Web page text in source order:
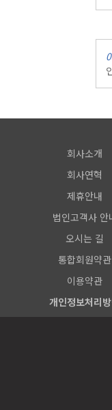
회사소개
회사연혁
제휴안내
법인고객사 안
오시는 길
통합회원약관
이용약관
개인정보처리